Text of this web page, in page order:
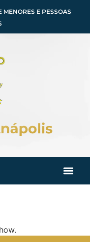
MENORES E PESSOAS